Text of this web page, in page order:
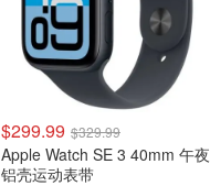
$299.99 $329.99
Apple Watch SE 3 40mm 午夜
铝壳运动表带